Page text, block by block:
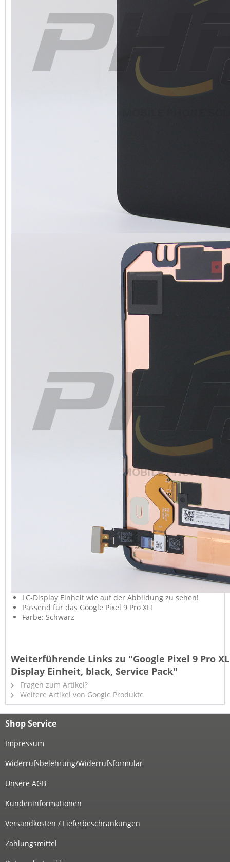
LC-Display Einheit wie auf der Abbildung zu sehen!
Passend für das Google Pixel 9 Pro XL!
Farbe: Schwarz
Weiterführende Links zu "Google Pixel 9 Pro XL
Display Einheit, black, Service Pack"
Fragen zum Artikel?
Weitere Artikel von Google Produkte
Shop Service
Impressum
Widerrufsbelehrung/Widerrufsformular
Unsere AGB
Kundeninformationen
Versandkosten / Lieferbeschränkungen
Zahlungsmittel